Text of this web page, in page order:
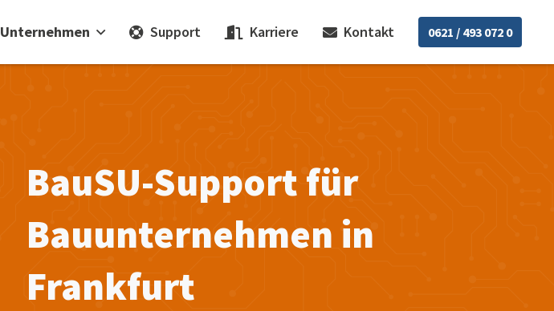
Unternehmen Support Karriere Kontakt 0621 / 493 072 0
BauSU-Support für
Bauunternehmen in
Frankfurt